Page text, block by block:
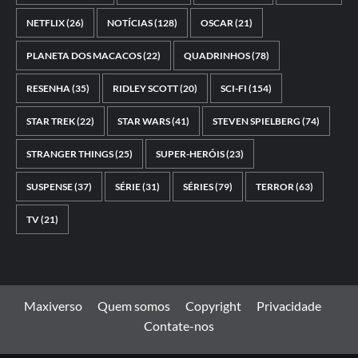
NETFLIX(26) NOTÍCIAS(128) OSCAR(21)
PLANETA DOS MACACOS(22) QUADRINHOS(78)
RESENHA(35) RIDLEY SCOTT(20) SCI-FI (154)
STAR TREK(22) STAR WARS(41) STEVEN SPIELBERG (74)
STRANGER THINGS(25) SUPER-HERÓIS(23)
SUSPENSE(37) SÉRIE(31) SÉRIES(79) TERROR(63)
TV(21)
Maxiverso Quem somos Copyright
Privacidade
Contate-nos